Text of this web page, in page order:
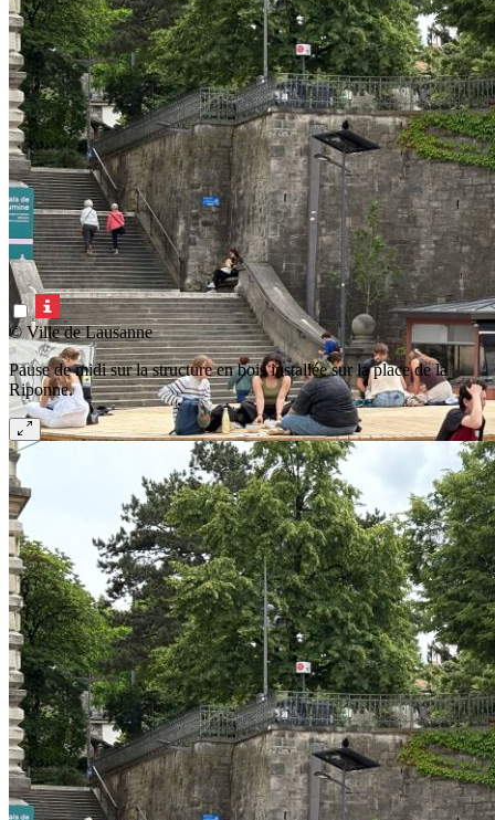
© Ville de Lausanne
Pause de midi sur la structure en bois installée sur la place de la
Riponne.